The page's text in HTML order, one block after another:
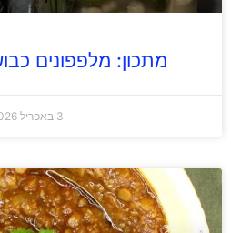
מתכון: מלפפונים
3 באפריל 2026